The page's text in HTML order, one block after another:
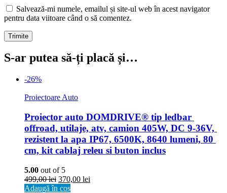
Salvează-mi numele, emailul și site-ul web în acest navigator
pentru data viitoare când o să comentez.
S-ar putea să-ți placă și…
-26%
Proiectoare Auto
Proiector auto DOMDRIVE® tip ledbar
offroad, utilaje, atv, camion 405W, DC 9-36V,
rezistent la apa IP67, 6500K, 8640 lumeni, 80
cm, kit cablaj releu si buton inclus
5.00 out of 5
499,00lei 370,00 lei
Adaugă în coș